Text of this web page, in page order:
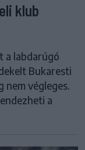
klub
a labdarúgó
Bukaresti
nem végleges.
a